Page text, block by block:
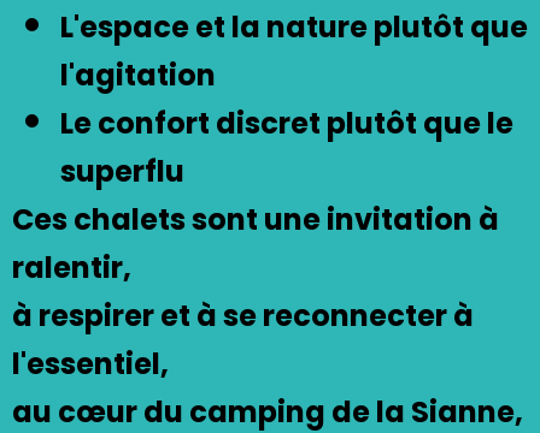
L'espace et la natureplutôt que
l'agitation
Leconfort discret plutôt que le
superflu
Ces chalets sont une invitation à
ralentir,
à respireret à sereconnecterà
l'essentiel,
au cœur du camping de la Sianne,